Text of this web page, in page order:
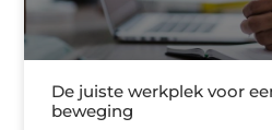
De juiste werkplek voor
beweging